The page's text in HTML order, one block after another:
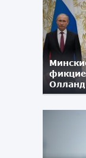
Олланд